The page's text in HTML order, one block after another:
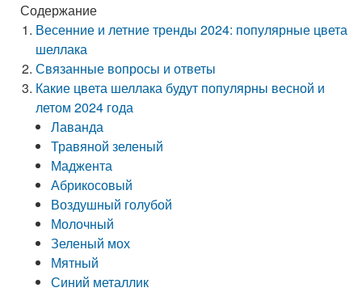
Содержание
Весенние и летние тренды 2024: популярные цвета
шеллака
Связанные вопросы и ответы
Какие цвета шеллака будут популярны весной и
летом 2024 года
Лаванда
Травяной зеленый
Маджента
Абрикосовый
Воздушный голубой
Молочный
Зеленый мох
Мятный
Синий металлик